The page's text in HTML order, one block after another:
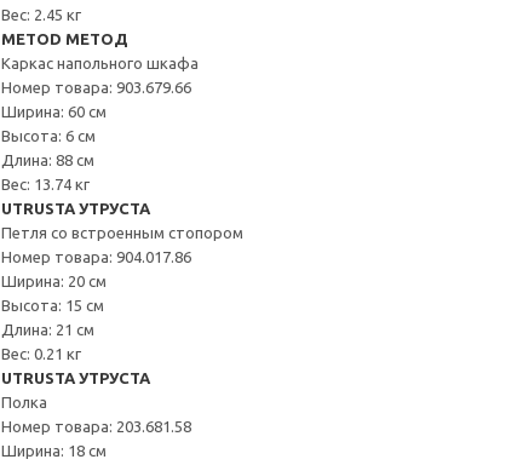
Вес: 2.45 кг
METOD МЕТОД
Каркас напольного шкафа
Номер товара: 903.679.66
Ширина: 60 см
Высота: 6 см
Длина: 88 см
Вес: 13.74 кг
UTRUSTA УТРУСТА
Петля со встроенным стопором
Номер товара: 904.017.86
Ширина: 20 см
Высота: 15 см
Длина: 21 см
Вес: 0.21 кг
UTRUSTA УТРУСТА
Полка
Номер товара: 203.681.58
Ширина: 18 см